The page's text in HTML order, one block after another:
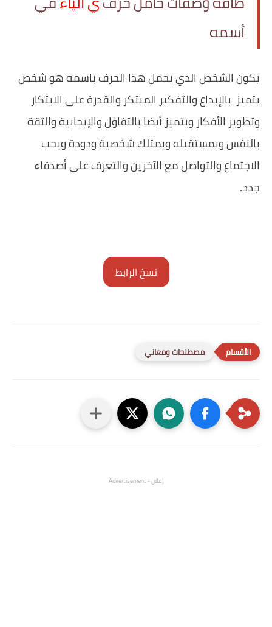
أسمه
يكون الشخص الذي يحمل هذا الحرف باسمه هو شخص
يتميز بالإبداع والتفكير المبتكر والقدرة على الابتكار
وتطوير الأفكار ويتميز أيضا بالتفاؤل والإيجابية والثقة
بالنفس وبمستقبله ويمتلك شخصية ودودة ويحب
الاجتماع والتواصل مع الآخرين والتعرف على أصدقاء
جدد.
نسخ الرابط
مصطلحات ومعاني
إعلان - Advertisement